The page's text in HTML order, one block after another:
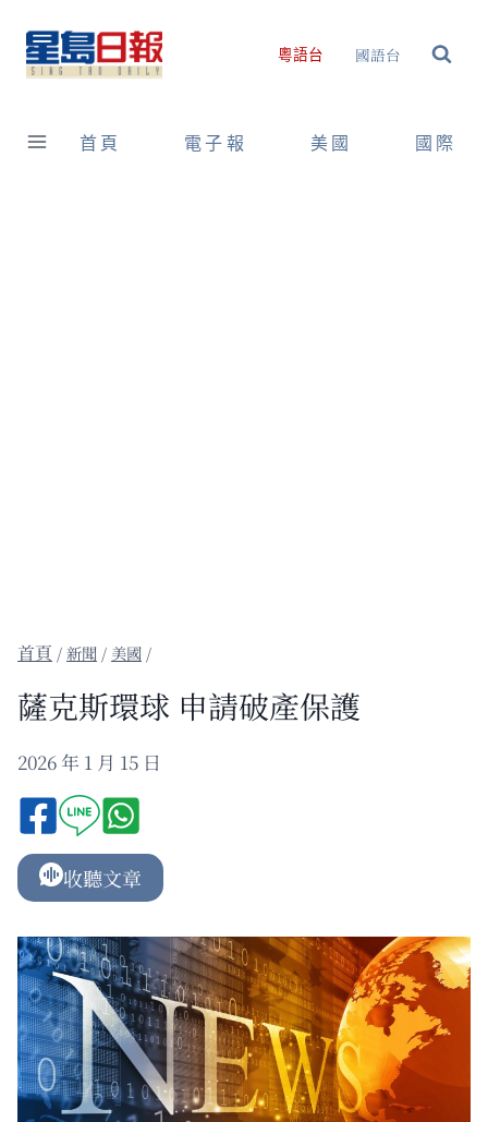
content
粵語台 國語台
首頁 電子報 美國 國際
/新聞 / 美國 /
薩克斯環球 申請破產保護
2026 年 1 月 15 日
收聽文章